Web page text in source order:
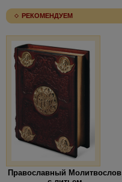
РЕКОМЕНДУЕМ
Православный Молитвослов